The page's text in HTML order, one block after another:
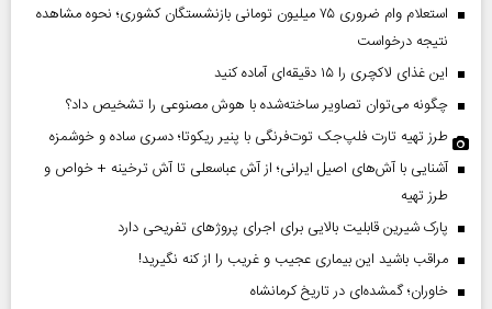
استعلام وام ضروری ۷۵ میلیون تومانی بازنشستگان کشوری؛ نحوه مشاهده
نتیجه درخواست
این غذای لاکچری را ۱۵ دقیقه‌ای آماده کنید
چگونه می‌توان تصاویر ساخته‌شده با هوش مصنوعی را تشخیص داد؟
طرز تهیه تارت فلپ‌جک توت‌فرنگی با پنیر ریکوتا؛ دسری ساده و خوشمزه
آشنایی با آش‌های اصیل ایرانی؛ از آش عباسعلی تا آش ترخینه + خواص و
طرز تهیه
پارک شیرین قابلیت‌ بالایی برای اجرای پروژهای تفریحی دارد
مراقب باشید این بیماری عجیب و غریب را از کنه نگیرید!
خاوران؛ گمشده‌ای در تاریخ کرمانشاه